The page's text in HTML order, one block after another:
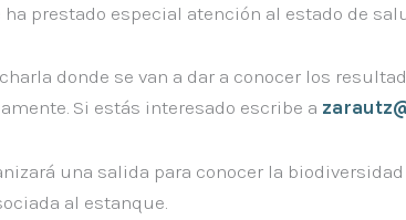
ha prestado especial atención al estado de
donde se van a dar a conocer los
Si estás interesado escribe a
una salida para conocer la
al estanque.